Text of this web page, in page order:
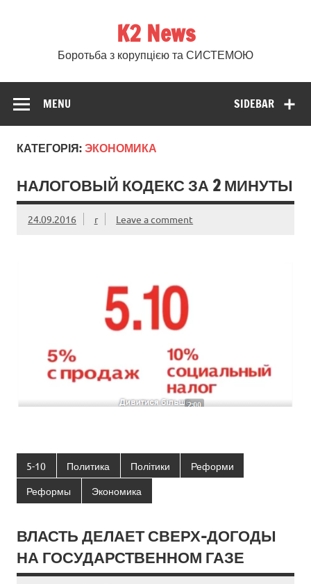
K2 News
Боротьба з корупцією та СИСТЕМОЮ
SIDEBAR
MENU
КАТЕГОРІЯ:ЭКОНОМИКА
НАЛОГОВЫЙ КОДЕКС ЗА 2 МИНУТЫ
24.09.2016 r Leave a comment
5-10 Политика Політики Реформи
Реформы Экономика
ВЛАСТЬ ДЕЛАЕТ СВЕРХ-ДОГОДЫ
НА ГОСУДАРСТВЕННОМ ГАЗЕ